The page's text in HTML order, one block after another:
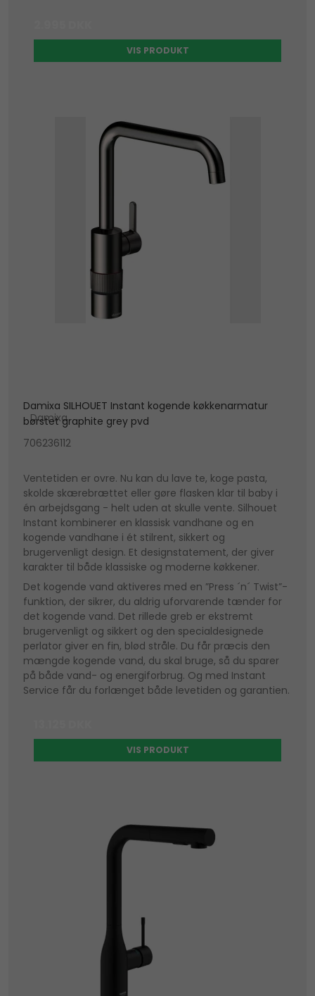
VIS PRODUKT
Damixa SILHOUET Instant kogende køkkenarmatur
børstet graphite grey pvd
Damixa
706236112
Ventetiden er ovre. Nu kan du lave te, koge pasta,
skolde skærebrættet eller gøre flasken klar til baby i
én arbejdsgang - helt uden at skulle vente. Silhouet
Instant kombinerer en klassisk vandhane og en
kogende vandhane i ét stilrent, sikkert og
brugervenligt design. Et designstatement, der giver
karakter til både klassiske og moderne køkkener.
Det kogende vand aktiveres med en ”Press ´n´ Twist”-
funktion, der sikrer, du aldrig uforvarende tænder for
det kogende vand. Det rillede greb er ekstremt
brugervenligt og sikkert og den specialdesignede
perlator giver en fin, blød stråle. Du får præcis den
mængde kogende vand, du skal bruge, så du sparer
på både vand- og energiforbrug. Og med Instant
Service får du forlænget både levetiden og garantien.
VIS PRODUKT